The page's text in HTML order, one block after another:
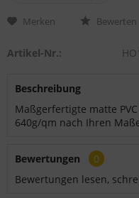
Merken Bewerten
Artikel-Nr.:
Beschreibung
Maßgerfertigte matte
640g/qm nach Ihren
Bewertungen
0
Bewertungen lesen,